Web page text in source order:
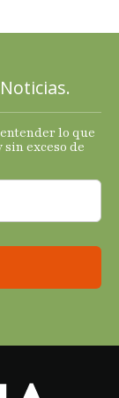
lo que
exceso de